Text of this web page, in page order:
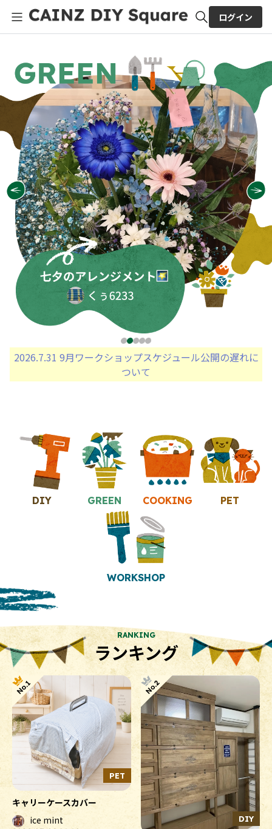
検索
ログイン
2026.7.31 9月ワークショップスケジュール公開の遅れに
ついて